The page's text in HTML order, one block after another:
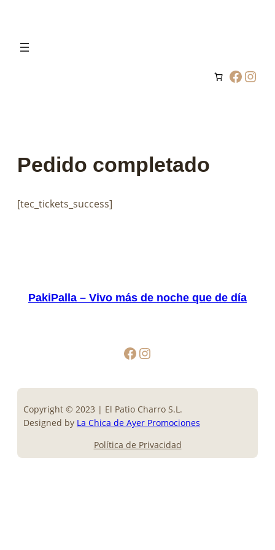
Facebook Instagram
Pedido completado
[tec_tickets_success]
PakiPalla – Vivo más de noche que de día
Facebook Instagram
Copyright © 2023 | El Patio Charro S.L.
Designed by La Chica de Ayer Promociones
Política de Privacidad